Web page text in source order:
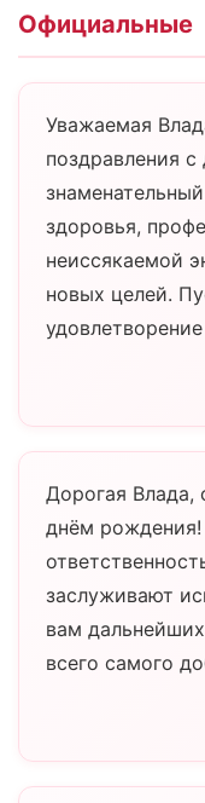
Официальные
Уважаемая
поздравления
здоровья,
неиссякаемой
новых целей.
Дорогая Влада,
днём
заслуживают
вам
всего самого